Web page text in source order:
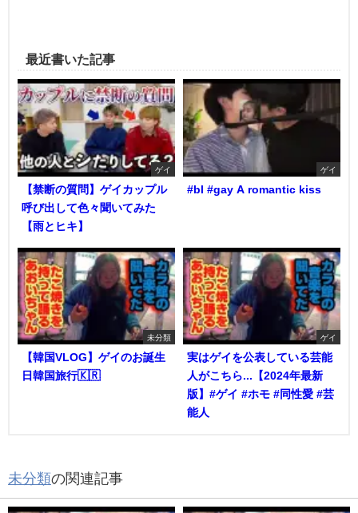
最近書いた記事
ゲイ
【禁断の質問】ゲイカップル
呼び出して色々聞いてみた
【雨とヒキ】
ゲイ
#bl #gay A romantic kiss
未分類
【韓国VLOG】ゲイのお誕生
日韓国旅行🇰🇷
ゲイ
実はゲイを公表している芸能
人がこちら...【2024年最新
版】#ゲイ #ホモ #同性愛 #芸
能人
未分類の関連記事